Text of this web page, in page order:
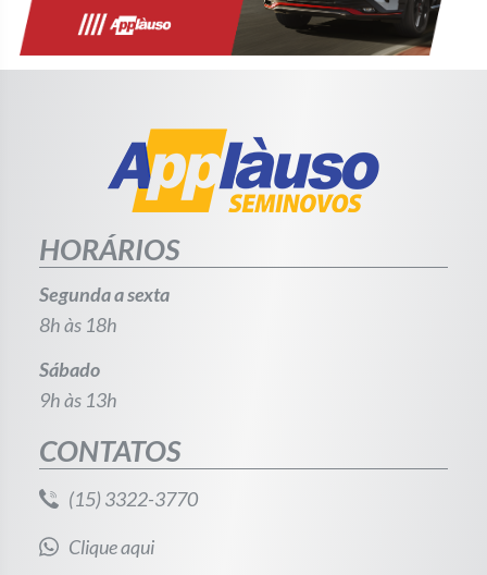
HORÁRIOS
Segunda a sexta
8h às 18h
Sábado
9h às 13h
CONTATOS
(15) 3322-3770
Clique aqui